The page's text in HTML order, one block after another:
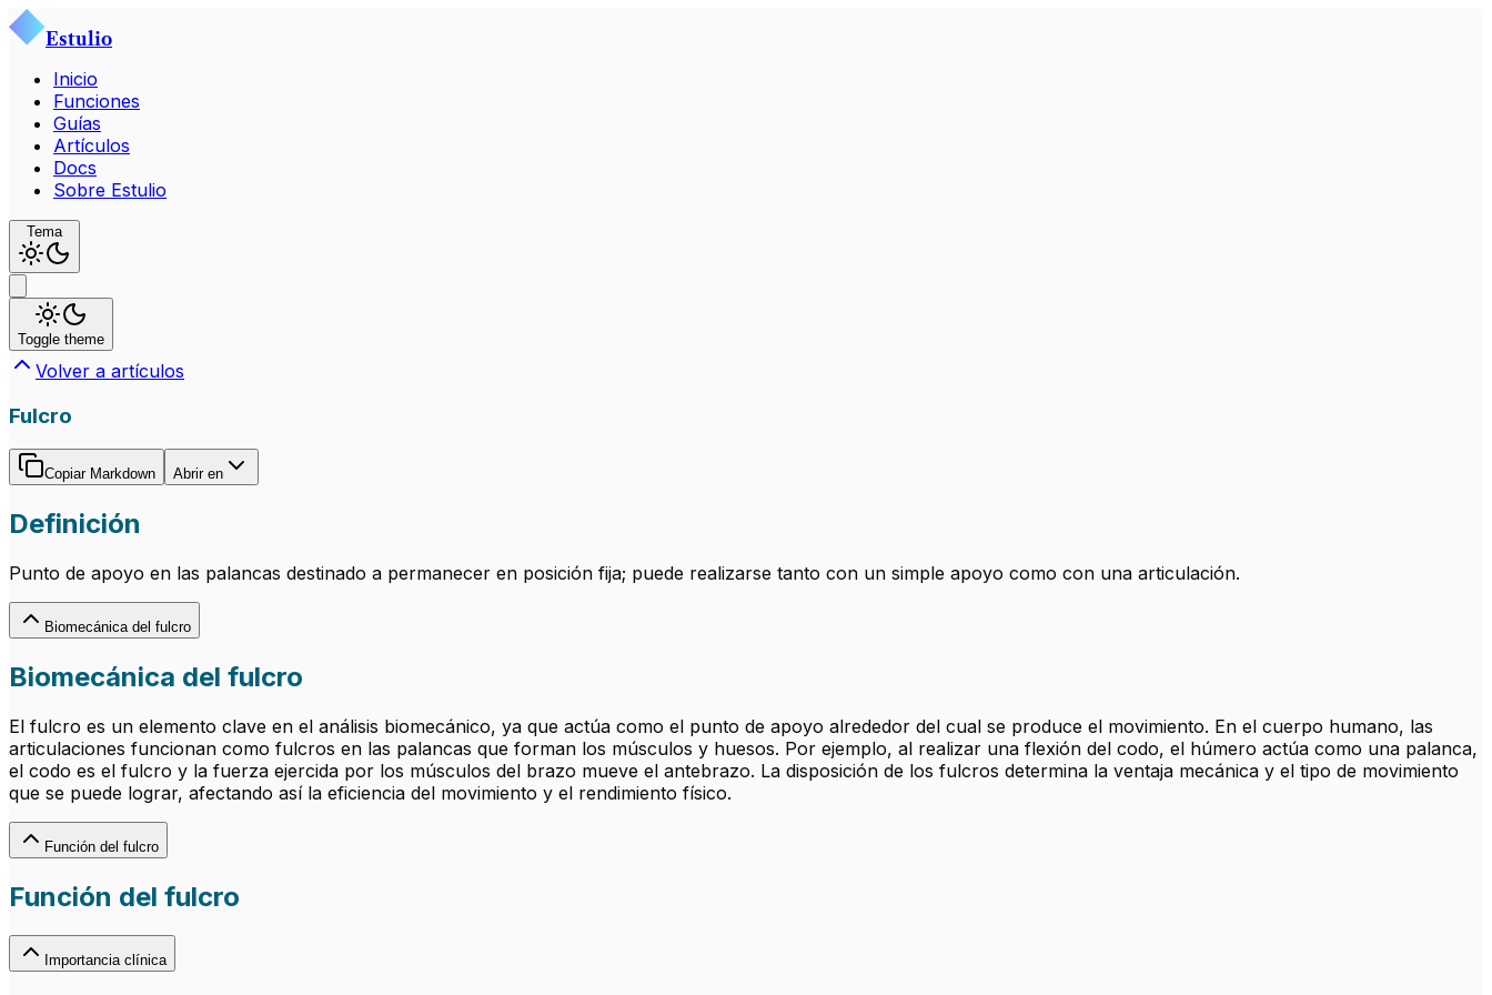
Estulio
Inicio
Funciones
Guías
Artículos
Docs
Sobre Estulio
Tema
Toggle theme
Volver a artículos
Fulcro
Copiar Markdown Abrir en
Definición
Punto de apoyo en las palancas destinado a permanecer en posición fija; puede realizarse tanto con un simple apoyo como con una articulación.
Biomecánica del fulcro
Biomecánica del fulcro
El fulcro es un elemento clave en el análisis biomecánico, ya que actúa como el punto de apoyo alrededor del cual se produce el movimiento. En el cuerpo humano, las
articulaciones funcionan como fulcros en las palancas que forman los músculos y huesos. Por ejemplo, al realizar una flexión del codo, el húmero actúa como una palanca,
el codo es el fulcro y la fuerza ejercida por los músculos del brazo mueve el antebrazo. La disposición de los fulcros determina la ventaja mecánica y el tipo de movimiento
que se puede lograr, afectando así la eficiencia del movimiento y el rendimiento físico.
Función del fulcro
Función del fulcro
Importancia clínica